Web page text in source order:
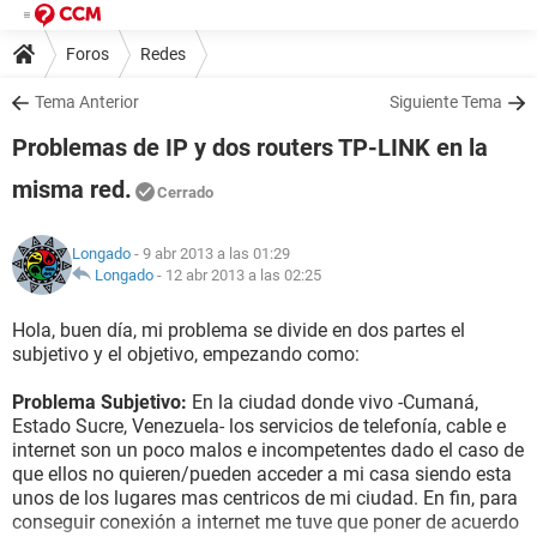
Foros Redes
Tema Anterior Siguiente Tema
Problemas de IP y dos routers TP-LINK en la
misma red.
Cerrado
Longado - 9 abr 2013 a las 01:29
Longado - 12 abr 2013 a las 02:25
Hola, buen día, mi problema se divide en dos partes el
subjetivo y el objetivo, empezando como:
Problema Subjetivo: En la ciudad donde vivo -Cumaná,
Estado Sucre, Venezuela- los servicios de telefonía, cable e
internet son un poco malos e incompetentes dado el caso de
que ellos no quieren/pueden acceder a mi casa siendo esta
unos de los lugares mas centricos de mi ciudad. En fin, para
conseguir conexión a internet me tuve que poner de acuerdo